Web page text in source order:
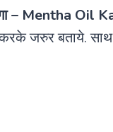
– Mentha Oil
जरुर बताये. साथ